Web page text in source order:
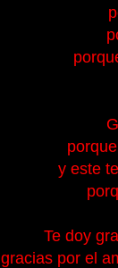
y este
Te doy
gracias por el